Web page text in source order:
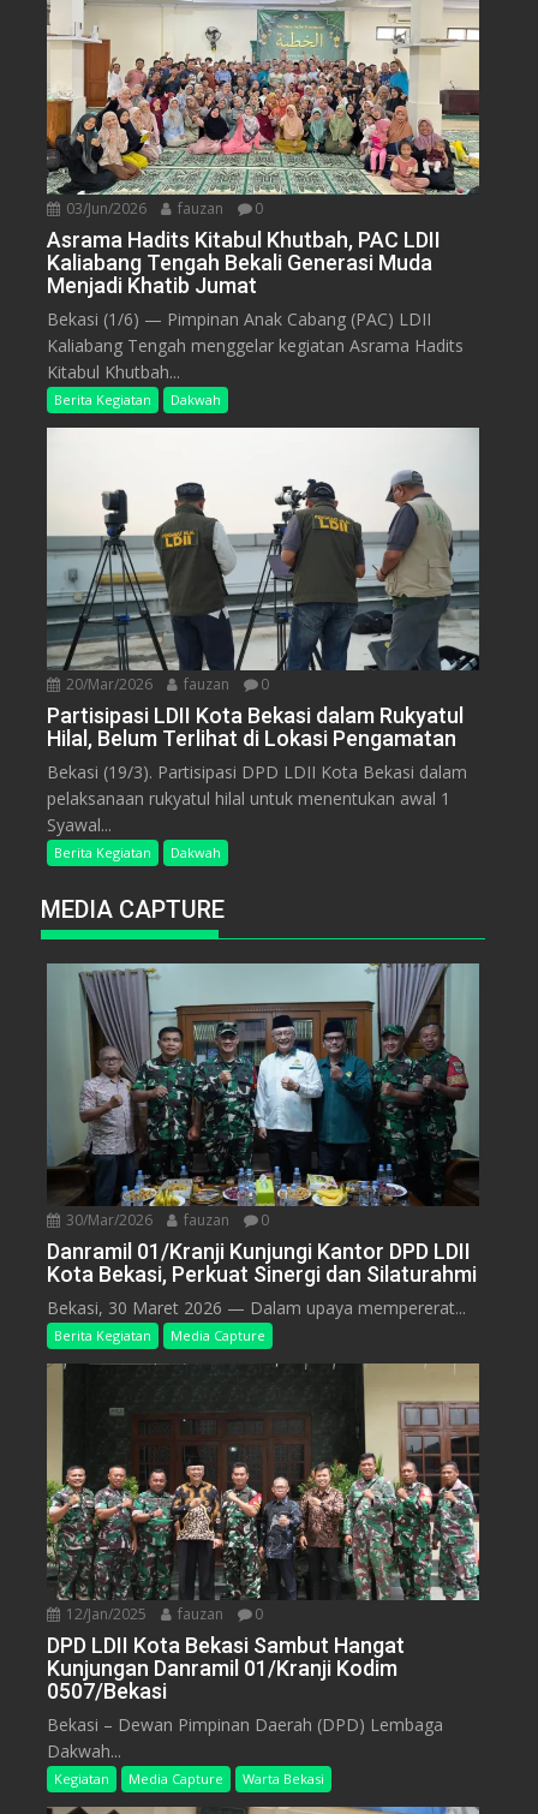
03/Jun/2026 fauzan 0
Asrama Hadits Kitabul Khutbah, PAC LDII
Kaliabang Tengah Bekali Generasi Muda
Menjadi Khatib Jumat
Bekasi (1/6) — Pimpinan Anak Cabang (PAC) LDII
Kaliabang Tengah menggelar kegiatan Asrama Hadits
Kitabul Khutbah...
Berita Kegiatan Dakwah
20/Mar/2026 fauzan 0
Partisipasi LDII Kota Bekasi dalam Rukyatul
Hilal, Belum Terlihat di Lokasi Pengamatan
Bekasi (19/3). Partisipasi DPD LDII Kota Bekasi dalam
pelaksanaan rukyatul hilal untuk menentukan awal 1
Syawal...
Berita Kegiatan Dakwah
MEDIA CAPTURE
30/Mar/2026 fauzan 0
Danramil 01/Kranji Kunjungi Kantor DPD LDII
Kota Bekasi, Perkuat Sinergi dan Silaturahmi
Bekasi, 30 Maret 2026 — Dalam upaya mempererat...
Berita Kegiatan Media Capture
12/Jan/2025 fauzan 0
DPD LDII Kota Bekasi Sambut Hangat
Kunjungan Danramil 01/Kranji Kodim
0507/Bekasi
Bekasi – Dewan Pimpinan Daerah (DPD) Lembaga
Dakwah...
Kegiatan Media Capture Warta Bekasi